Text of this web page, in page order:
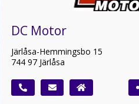
DC Motor
Järlåsa-Hemmingsbo 15
744 97 Järlåsa